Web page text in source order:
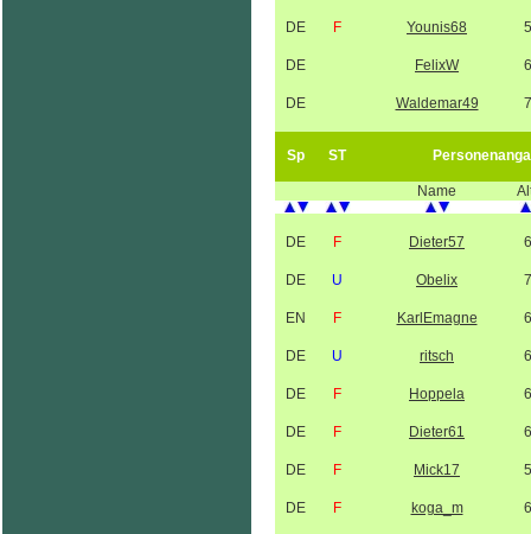
DE F Younis68
DE FelixW
DE Waldemar49
Sp ST
Name
DE F Dieter57
DE U Obelix
EN F KarlEmagne
DE U ritsch
DE F Hoppela
DE F Dieter61
DE F Mick17
DE F koga_m